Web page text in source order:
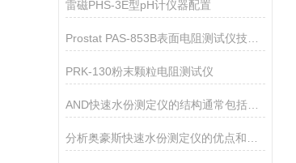
雷磁PHS-3E型pH计仪器配置
Prostat PAS-853B表面电阻测试仪技术参数
PRK-130粉末颗粒电阻测试仪
AND快速水份测定仪的结构通常包括以下主要部件